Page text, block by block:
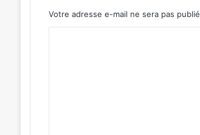
Votre adresse e-mail ne sera pas